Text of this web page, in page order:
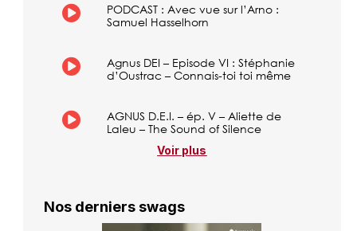
PODCAST : Avec vue sur l’Arno :
Samuel Hasselhorn
Agnus DEI – Episode VI : Stéphanie
d’Oustrac – Connais-toi toi même
AGNUS D.E.I. – ép. V – Aliette de
Laleu – The Sound of Silence
Voir plus
Nos derniers swags